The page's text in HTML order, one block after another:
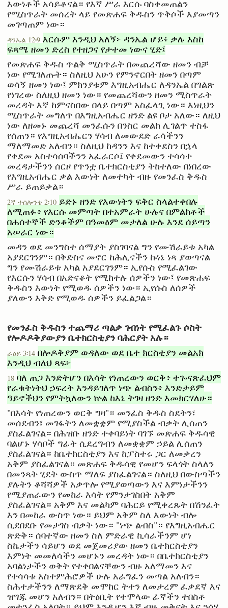
እውነቶች አሳይቶናል። የእኛ ሥራ እርሱ ባስቀመጠልን
የሚስጥራት መሰረት ላይ የመጽሐፍ ቅዱስን ጥቅሶች እያመጣን
መገጣጠም ነው።
ዳንኤል 12፡9 እርሱም እንዲህ አለኝ፦ ዳንኤል ሆይ፥ ቃሉ እስከ
ፍጻሜ ዘመን ድረስ የተዘጋና የታተመ ነውና ሂድ፤
የመጽሐፍ ቅዱስ ጥልቅ ሚስጥራት በመጨረሻው ዘመን ብቻ
ነው የሚገለጡት። ስለዚህ አሁን የምንኖርበት ዘመን በጣም
ወሳኝ ዘመን ነው፤ ምክንያቱም እግዚአብሔር ለዳንኤል በግልጽ
የነገረው ስለዚህ ዘመን ነው። የመጨረሻውን ዘመን ሚስጥራት
መረዳት እኛ ከምናስበው በላይ በጣም አስፈላጊ ነው። እነዚህን
ሚስጥራት መግለጥ በእግዚአብሔር ዘንድ ልዩ ቦታ አለው። ለዚህ
ነው ለዘመኑ መጨረሻ መንፈሱን በንስር መልክ ሊገልጥ ተስፋ
የሰጠን። የእግዚአብሔርን ሃሳብ ለመውደድ ራሳችንን
ማለማመድ አለብን። ስለዚህ ከዳንን እና ከተቀደስን በኋላ
የቀደመ አስተሳሰባችንን አፈራርሶ፤ የቀደመውን ተሳሳተ
መረዳታችንን ሰርዞ የጥንቷ ቤተክርስቲያን ትከተለው በነበረው
የእግዚአብሔር ቃል እውነት ለመተካት ብዙ የመንፈስ ቅዱስ
ሥራ ይጠይቃል።
2ኛ ተሰሎንቄ 2፡10 ይድኑ ዘንድ የእውነትን ፍቅር ስላልተቀበሉ
ለሚጠፉ፥ የእርሱ መምጣት በተአምራት ሁሉና በምልክቶች
በሐሰተኞች ድንቆችም በዓመፅም መታለል ሁሉ እንደ ሰይጣን
አሠራር ነው።
መዳን ወደ መንግስተ ሰማያት ያስገባናል ግን የሙሽራይቱ አካል
አያደርገንም። በቅድስና መኖር ከሕሊናችን ኩነኔ ነጻ ያወጣናል
ግን የሙሽራይቱ አካል አያደርገንም። ኢየሱስ የሚፈልገው
የእርሱን ሃሳብ በአድናቆት የሚከተሉ ሰዎችን ነው፤ የመጽሐፍ
ቅዱስን እውነት የሚወዱ ሰዎችን ነው። ኢየሱስ ለሰዎች
ያለውን እቅድ የሚወዱ ሰዎችን ይፈልጋል።
የመንፈስ ቅዱስን ተጨማሪ ጣልቃ ገብነት የሚፈልጉ ሶስት
የሎዶዶቅያውያን ቤተክርስቲያን ባሕርያት አሉ።
ራዕይ 3፡14 በሎዶቅያም ወዳለው ወደ ቤተ ክርስቲያን መልአክ
እንዲህ ብለህ ጻፍ፦
18 ባለ ጠጋ እንድትሆን በእሳት የነጠረውን ወርቅ፥ ተጐናጽፈህም
የራቁትነትህ ኃፍረት እንዳይገለጥ ነጭ ልብስን፥ እንድታይም
ዓይኖችህን የምትኳለውን ኵል ከእኔ ትገዛ ዘንድ እመክርሃለሁ።
"በእሳት የነጠረውን ወርቅ ግዛ"። መንፈስ ቅዱስ ስደትን፣
መሰደብን፣ መገፋትን ለመቋቋም የሚያስችል ብቃት ሊሰጠን
ያስፈልገናል። በሕዝቡ ዘንድ ተቀባይነት ባገኙ መጽሐፍ ቅዱሳዊ
ባልሆኑ ሃሳቦች ግፊት ሲደረግብን ለመቋቋም ኃይል ሊሰጠን
ያስፈልገናል። ከቤተክርስቲያን እና ከፓስተሩ ጋር ለመቃረን
አቅም ያስፈልገናል። መጽሐፍ ቅዱሳዊ የመሆን ፍላጎት ስላለን
በመንጻት ሂደት ውስጥ ማለፍ ያስፈልገናል። ስለዚህ በውስጣችን
ያሉትን ቆሻሻዎች አቃጥሎ የሚያወጣውን እና እምነታችንን
የሚያጠራውን የመከራ እሳት የምንታገስበት አቅም
ያስፈልገናል። አቅም እና መልካም ባሕርይ የሚቀረጹት በሽንፈት
እን በመከራ ውስጥ ነው። ይህም አቅም ስለ እውነት ብሎ
ሲደበደቡ የመታገስ ብቃት ነው። "ነጭ ልብስ"። የእግዚአብሔር
ጽድቅ። ሰባተኛው ዘመን ስለ ምድራዊ ኪሳራችንም ሆነ
ስኬታችን ሳይሆን ወደ መጀመሪያው ዘመን ቤተክርስቲያን
እምነት መመለሳችን መሆኑን መረዳት ነው። በቤተክርስቲያን
አባልነታችን ወቅት የተቀበልናቸውን ብዙ አለማመን እና
የተሳሳቱ አስተምሕሮዎች ሁሉ አራግፈን መጣል አለብን።
ስሕተታችንን ለማጽደቅ መሞከር ትተን ለመታረም ፈቃደኛ እና
ዝግጁ መሆን አለብን። በትዕቢት የተሞላው ፊኛችን ተበስቶ